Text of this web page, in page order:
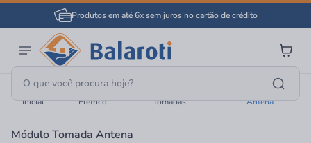
Produtos em até 6x sem juros no cartão de crédito
Página
Inicial
Elétrico
Tomadas
Módulo Tomada
Antena
Módulo Tomada Antena